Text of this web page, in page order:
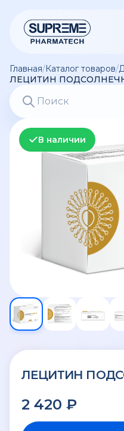
Главная/Каталог товаров/
ЛЕЦИТИН
В наличии
ЛЕЦИТИН
2 420 ₽